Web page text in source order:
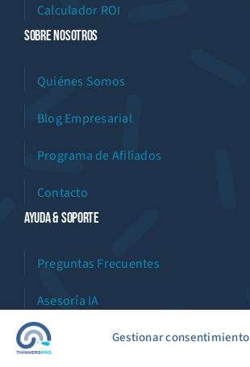
Gestionar consentimiento
Calculador ROI
Sobre Nosotros
Quiénes Somos
Blog Empresarial
Programa de Afiliados
Contacto
Ayuda & Soporte
Preguntas Frecuentes
Asesoría IA
Asistente Virtual